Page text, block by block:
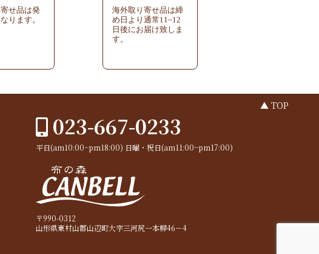
せ品は発
ります。
海外取り寄せ品は締
め日より通常11~12
日後にお届け致しま
す。
▲ TOP
023-667-0233
平日(am10:00~pm18:00) 日曜・祝日(am11:00~pm17:00)
〒990-0312
山形県東村山郡山辺町大字三河尻一本柳46－4